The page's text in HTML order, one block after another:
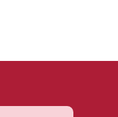
Instagram